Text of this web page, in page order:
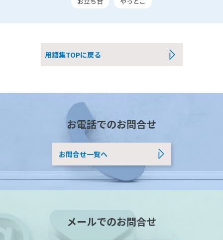
用語集TOPに戻る
お電話でのお問合せ
お問合せ一覧へ
メールでのお問合せ